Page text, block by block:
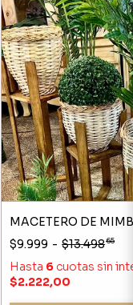
MACETERO DE
$9.999 - $13.49865
Hasta 6 cuotas sin
$2.222,00